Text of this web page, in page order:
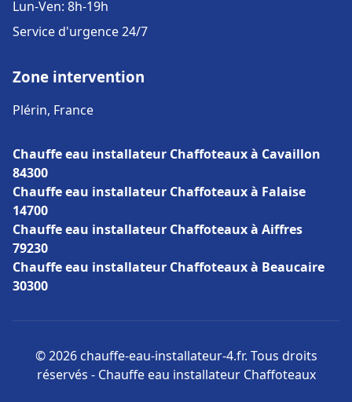
Lun-Ven: 8h-19h
Service d'urgence 24/7
Zone intervention
Plérin, France
Chauffe eau installateur Chaffoteaux à Cavaillon
84300
Chauffe eau installateur Chaffoteaux à Falaise
14700
Chauffe eau installateur Chaffoteaux à Aiffres
79230
Chauffe eau installateur Chaffoteaux à Beaucaire
30300
© 2026 chauffe-eau-installateur-4.fr. Tous droits
réservés - Chauffe eau installateur Chaffoteaux